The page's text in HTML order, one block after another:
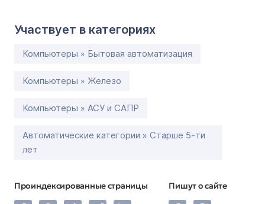
Участвует в категориях
Компьютеры » Бытовая автоматизация
Компьютеры » Железо
Компьютеры » АСУ и САПР
Автоматические категории » Старше 5-ти
лет
Проиндексированные страницы Пишут о сайте